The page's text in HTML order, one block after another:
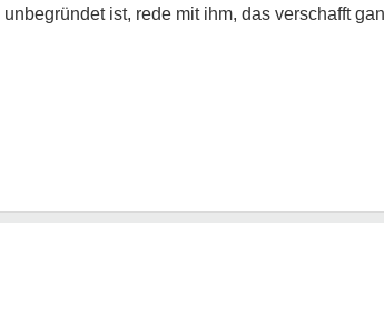
ist, rede mit ihm, das verschafft